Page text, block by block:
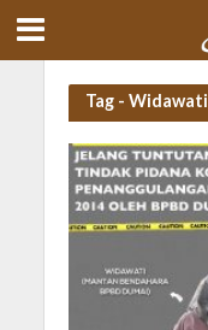
Tag - Widawati